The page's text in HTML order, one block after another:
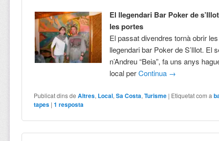
El llegendari Bar Poker de
les portes
El passat divendres tornà obrir
llegendari bar Poker de S’Illot. El
n’Andreu “Beia”, fa uns anys
local perContinua →
Publicat dins de Altres, Local,Sa Costa,Turisme | Etiquetat com a
tapes |1 resposta